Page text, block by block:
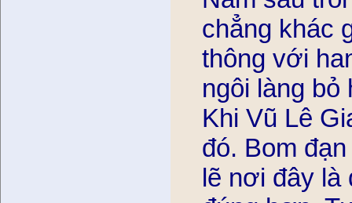
chẳng khác
thông với
ngôi làng
Khi Vũ Lê
đó. Bom
lẽ nơi đây là